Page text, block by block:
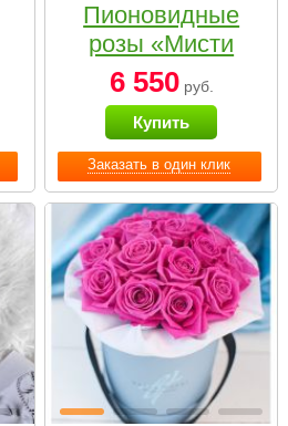
Заказать в один клик
Пионовидные
розы «Мисти
бабблс» в
черной коробке
Small
6 550руб.
Купить